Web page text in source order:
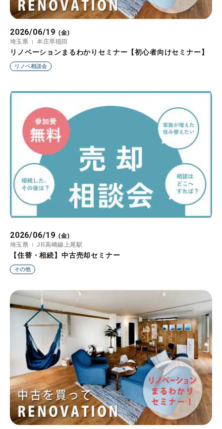
2026/06/19 (金)
埼玉県
本庄早稲田
リノベーションまるわかりセミナー【初心者向けセミナー】
リノベ相談会
2026/06/19 (金)
埼玉県
JR高崎線上尾駅
【住替・相続】中古売却セミナー
その他